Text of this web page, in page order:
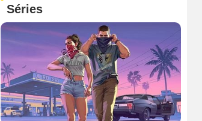
Séries